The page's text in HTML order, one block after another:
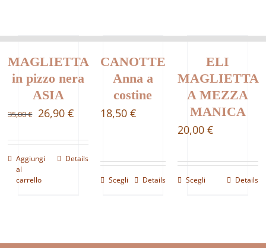
MAGLIETTA
in pizzo nera
ASIA
35,00€ Il
26,90€Il
Aggiungi
al
carrello
Details
CANOTTE
Anna a
costine
18,50 €
Scegli Details
ELI
MAGLIETTA
A MEZZA
MANICA
20,00 €
Scegli Details